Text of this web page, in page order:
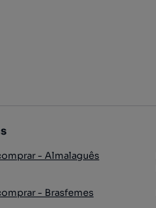
- Almalaguês
- Brasfemes